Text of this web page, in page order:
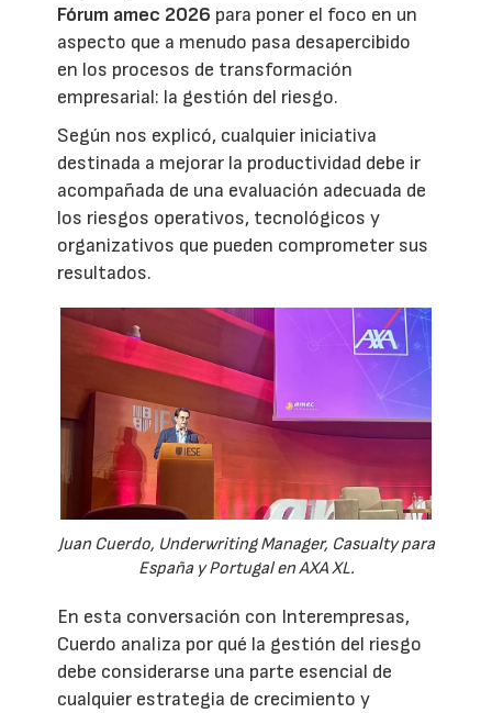
Fórum amec 2026 para poner el foco en un
aspecto que a menudo pasa desapercibido
en los procesos de transformación
empresarial: la gestión del riesgo.
Según nos explicó, cualquier iniciativa
destinada a mejorar la productividad debe ir
acompañada de una evaluación adecuada de
los riesgos operativos, tecnológicos y
organizativos que pueden comprometer sus
resultados.
Juan Cuerdo, Underwriting Manager, Casualty para
España y Portugal en AXA XL.
En esta conversación con Interempresas,
Cuerdo analiza por qué la gestión del riesgo
debe considerarse una parte esencial de
cualquier estrategia de crecimiento y